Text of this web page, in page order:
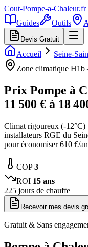
Cout-Pompe-a-Chaleur.fr
Guides
Outils
Devis Gratuit
Accueil Seine-
Zone climatique H1b
Prix Pompe à
11 500 € à 18
Climat rigoureux (-
installateurs RGE du
pour économiser 610 €/
COP3
ROI 15 ans
225 jours de chauffe
Recevoir mes devis
Gratuit & Sans